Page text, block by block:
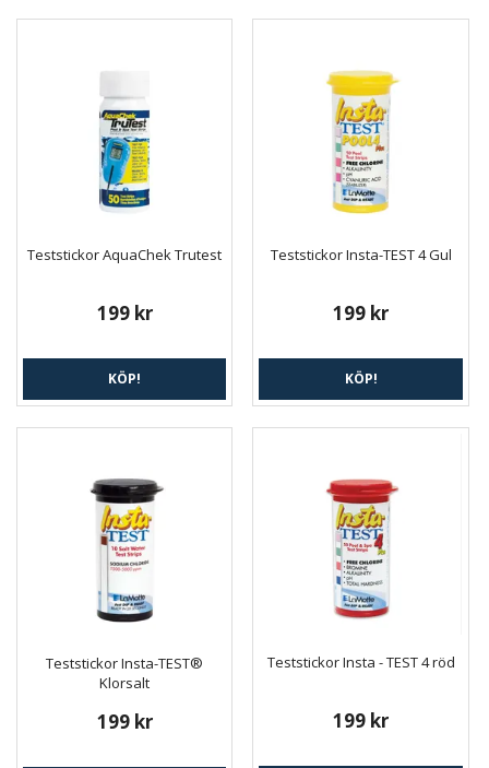
Teststickor AquaChek Trutest
199 kr
KÖP!
Teststickor Insta-TEST 4 Gul
199 kr
KÖP!
Teststickor Insta-TEST®
Klorsalt
199 kr
Teststickor Insta - TEST 4 röd
199 kr